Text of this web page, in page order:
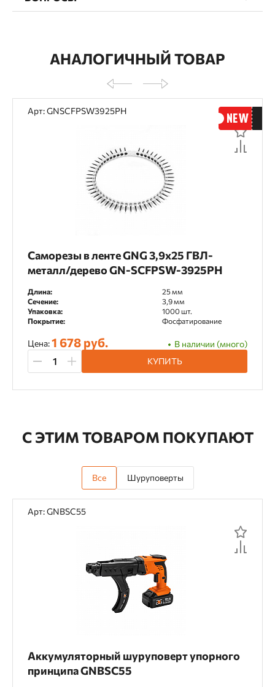
АНАЛОГИЧНЫЙ ТОВАР
Арт: GNSCFPSW3925PH
Саморезы в ленте GNG 3,9х25 ГВЛ-
металл/дерево GN-SCFPSW-3925PH
Длина:
25 мм
Сечение:
3,9 мм
Упаковка:
1000 шт.
Покрытие:
Фосфатирование
Цена:1 678 руб.
В наличии (много)
КУПИТЬ
С ЭТИМ ТОВАРОМ ПОКУПАЮТ
Все Шуруповерты
Арт: GNBSC55
Аккумуляторный шуруповерт упорного
принципа GNBSC55